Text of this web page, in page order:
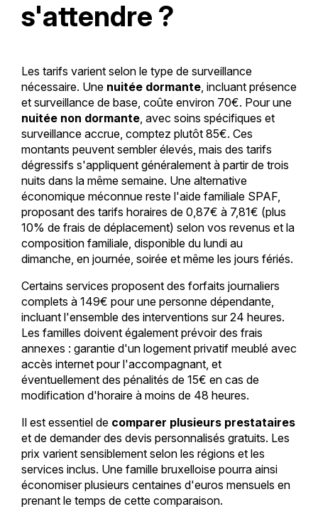
s'attendre ?
Les tarifs varient selon le type de surveillance
nécessaire. Une nuitée dormante, incluant présence
et surveillance de base, coûte environ 70€. Pour une
nuitée non dormante, avec soins spécifiques et
surveillance accrue, comptez plutôt 85€. Ces
montants peuvent sembler élevés, mais des tarifs
dégressifs s'appliquent généralement à partir de trois
nuits dans la même semaine. Une alternative
économique méconnue reste l'aide familiale SPAF,
proposant des tarifs horaires de 0,87€ à 7,81€ (plus
10% de frais de déplacement) selon vos revenus et la
composition familiale, disponible du lundi au
dimanche, en journée, soirée et même les jours fériés.
Certains services proposent des forfaits journaliers
complets à 149€ pour une personne dépendante,
incluant l'ensemble des interventions sur 24 heures.
Les familles doivent également prévoir des frais
annexes : garantie d'un logement privatif meublé avec
accès internet pour l'accompagnant, et
éventuellement des pénalités de 15€ en cas de
modification d'horaire à moins de 48 heures.
Il est essentiel de comparer plusieurs prestataires
et de demander des devis personnalisés gratuits. Les
prix varient sensiblement selon les régions et les
services inclus. Une famille bruxelloise pourra ainsi
économiser plusieurs centaines d'euros mensuels en
prenant le temps de cette comparaison.